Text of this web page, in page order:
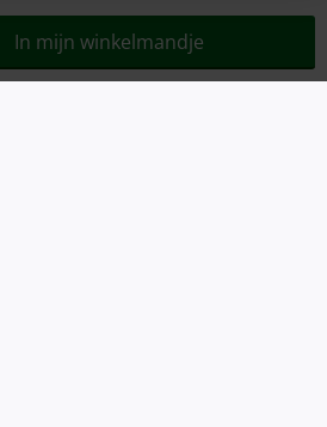
In mijn winkelmandje